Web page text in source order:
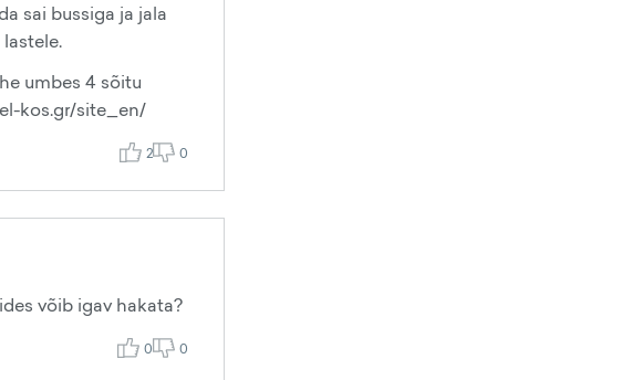
sai bussiga ja jala
umbes 4 sõitu
kos.gr/site_en/
2 0
võib igav hakata?
0 0